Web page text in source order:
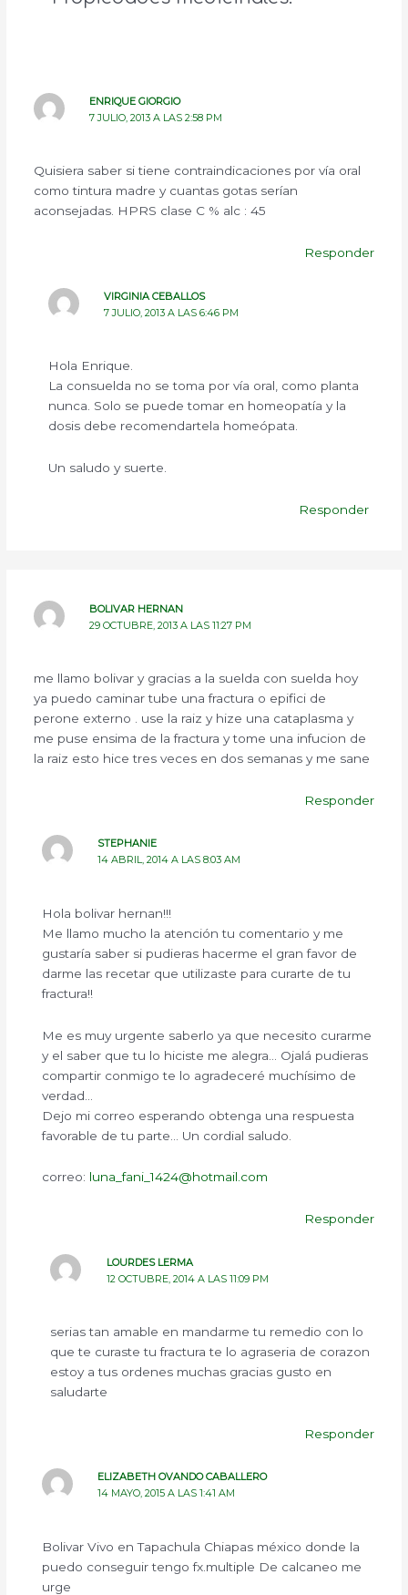
ENRIQUE GIORGIO
7 JULIO, 2013 A LAS 2:58 PM
Quisiera saber si tiene contraindicaciones por vía oral
como tintura madre y cuantas gotas serían
aconsejadas. HPRS clase C % alc : 45
Responder
VIRGINIA CEBALLOS
7 JULIO, 2013 A LAS 6:46 PM
Hola Enrique.
La consuelda no se toma por vía oral, como planta
nunca. Solo se puede tomar en homeopatía y la
dosis debe recomendartela homeópata.
Un saludo y suerte.
Responder
BOLIVAR HERNAN
29 OCTUBRE, 2013 A LAS 11:27 PM
me llamo bolivar y gracias a la suelda con suelda hoy
ya puedo caminar tube una fractura o epifici de
perone externo . use la raiz y hize una cataplasma y
me puse ensima de la fractura y tome una infucion de
la raiz esto hice tres veces en dos semanas y me sane
Responder
STEPHANIE
14 ABRIL, 2014 A LAS 8:03 AM
Hola bolivar hernan!!!
Me llamo mucho la atención tu comentario y me
gustaría saber si pudieras hacerme el gran favor de
darme las recetar que utilizaste para curarte de tu
fractura!!
Me es muy urgente saberlo ya que necesito curarme
y el saber que tu lo hiciste me alegra… Ojalá pudieras
compartir conmigo te lo agradeceré muchísimo de
verdad…
Dejo mi correo esperando obtenga una respuesta
favorable de tu parte… Un cordial saludo.
correo: luna_fani_1424@hotmail.com
Responder
LOURDES LERMA
12 OCTUBRE, 2014 A LAS 11:09 PM
serias tan amable en mandarme tu remedio con lo
que te curaste tu fractura te lo agraseria de corazon
estoy a tus ordenes muchas gracias gusto en
saludarte
Responder
ELIZABETH OVANDO CABALLERO
14 MAYO, 2015 A LAS 1:41 AM
Bolivar Vivo en Tapachula Chiapas méxico donde la
puedo conseguir tengo fx.multiple De calcaneo me
urge